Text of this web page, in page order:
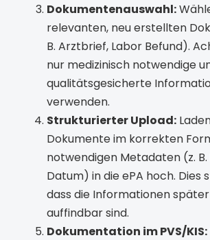
Dokumentenauswahl:
relevanten, neu erstellten
B. Arztbrief, Labor Befund).
nur medizinisch notwendige
qualitätsgesicherte
verwenden.
Strukturierter Upload:
Dokumente im korrekten
notwendigen Metadaten (z.
Datum) in die ePA hoch. Dies
dass die Informationen
auffindbar sind.
Dokumentation im PVS/KIS: